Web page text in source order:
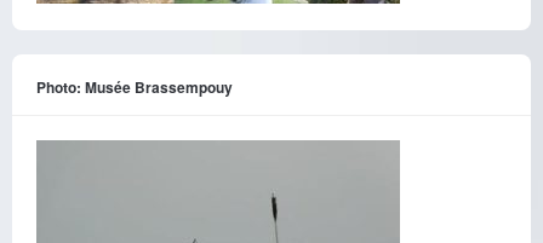
Photo: Musée Brassempouy